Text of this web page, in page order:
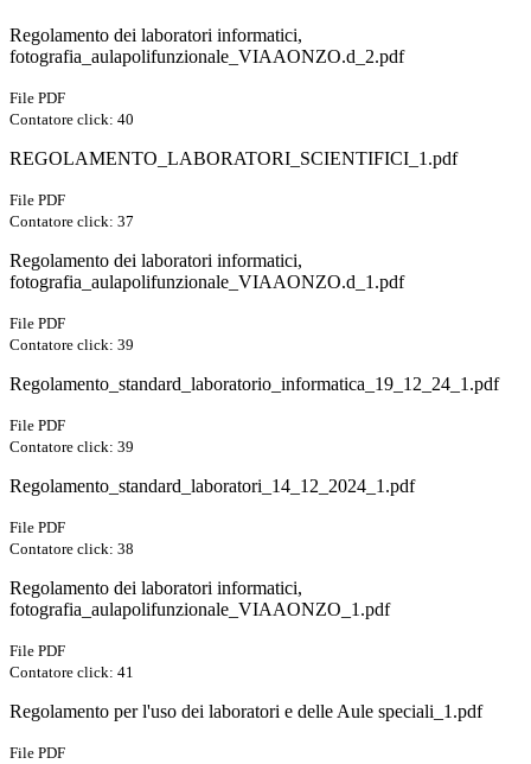
Regolamento dei laboratori informatici,
fotografia_aulapolifunzionale_VIAAONZO.d_2.pdf
File PDF
Contatore click: 40
REGOLAMENTO_LABORATORI_SCIENTIFICI_1.pdf
File PDF
Contatore click: 37
Regolamento dei laboratori informatici,
fotografia_aulapolifunzionale_VIAAONZO.d_1.pdf
File PDF
Contatore click: 39
Regolamento_standard_laboratorio_informatica_19_12_24_1.pdf
File PDF
Contatore click: 39
Regolamento_standard_laboratori_14_12_2024_1.pdf
File PDF
Contatore click: 38
Regolamento dei laboratori informatici,
fotografia_aulapolifunzionale_VIAAONZO_1.pdf
File PDF
Contatore click: 41
Regolamento per l'uso dei laboratori e delle Aule speciali_1.pdf
File PDF